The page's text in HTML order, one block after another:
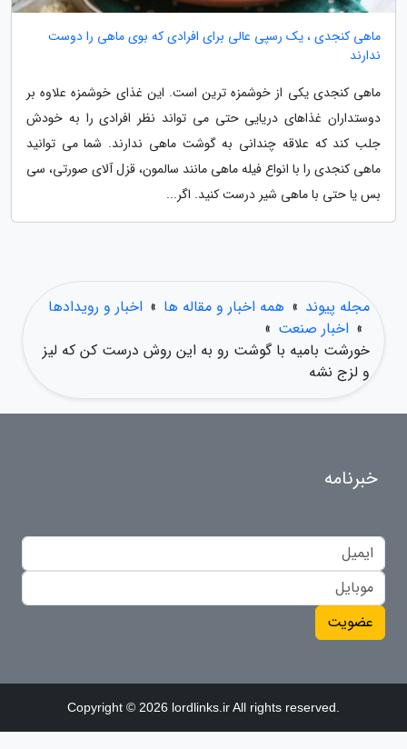
ماهی کنجدی ، یک رسپی عالی برای افرادی که بوی ماهی را دوست
ندارند
ماهی کنجدی یکی از خوشمزه ترین است. این غذای خوشمزه علاوه بر
دوستداران غذاهای دریایی حتی می تواند نظر افرادی را به خودش
جلب کند که علاقه چندانی به گوشت ماهی ندارند. شما می توانید
ماهی کنجدی را با انواع فیله ماهی مانند سالمون، قزل آلای صورتی، سی
بس یا حتی با ماهی شیر درست کنید. اگر...
مجله پیوند » همه اخبار و مقاله ها » اخبار و رویدادها
» اخبار صنعت »
خورشت بامیه با گوشت رو به این روش درست کن که لیز
و لزج نشه
خبرنامه
عضویت
Copyright © 2026 lordlinks.ir All rights reserved.